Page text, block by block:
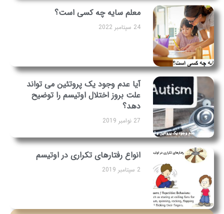
معلم سایه چه کسی است؟
24 سپتامبر 2022
آیا عدم وجود یک پروتئین می تواند
علت بروز اختلال اوتیسم را توضیح
دهد؟
27 نوامبر 2019
انواع رفتارهای تکراری در اوتیسم
2 سپتامبر 2019